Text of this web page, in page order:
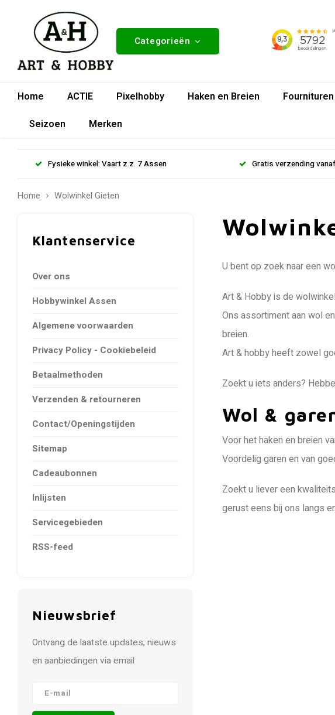
Categorieën
Home ACTIE Pixelhobby Haken en Breien Fournituren
Seizoen
Merken
Fysieke winkel: Vaart z.z. 7 Assen Gratis verzending
Home Wolwinkel Gieten
Klantenservice
Over ons
Hobbywinkel Assen
Algemene voorwaarden
Privacy Policy - Cookiebeleid
Betaalmethoden
Verzenden & retourneren
Contact/Openingstijden
Sitemap
Cadeaubonnen
Inlijsten
Servicegebieden
RSS-feed
Nieuwsbrief
Ontvang de laatste updates, nieuws
en aanbiedingen via email
U bent op zoek naar een
Art & Hobby is de
Ons assortiment aan wol
breien.
Art & hobby heeft zowel
Zoekt u iets anders?
Wol &
Voor het haken en breien
Voordelig garen en van
Zoekt u liever een
gerust eens bij ons langs